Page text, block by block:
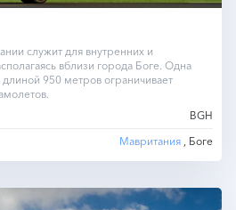
служит для внутренних и
вблизи города Боге. Одна
длиной 950 метров ограничивает
BGH
Мавритания , Боге